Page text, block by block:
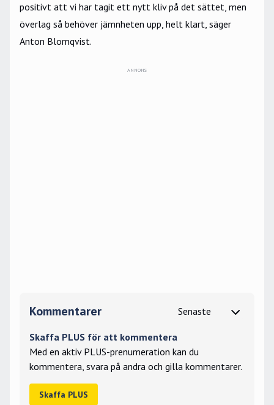
positivt att vi har tagit ett nytt kliv på det sättet, men
överlag så behöver jämnheten upp, helt klart, säger
Anton Blomqvist.
Kommentarer
Skaffa PLUS för att kommentera
Med en aktiv PLUS-prenumeration kan du
kommentera, svara på andra och gilla kommentarer.
Skaffa PLUS